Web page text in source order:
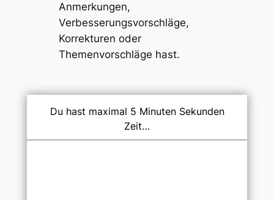
Anmerkungen,
Verbesserungsvorschläge,
Korrekturen oder
Themenvorschläge hast.
Du hast maximal 5 Minuten Sekunden
Zeit…